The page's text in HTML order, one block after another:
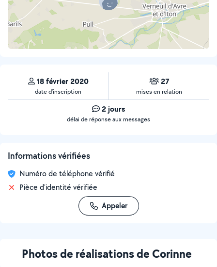
18 février 2020
date d’inscription
27
mises en relation
2 jours
délai de réponse aux messages
Informations vérifiées
Numéro de téléphone vérifié
Pièce d'identité vérifiée
Appeler
Photos de réalisations de Corinne